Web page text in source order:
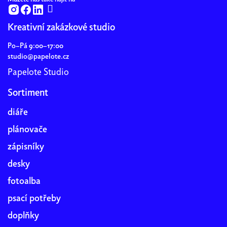
Kreativní zakázkové studio
Po–Pá 9:00–17:00
studio@papelote.cz
Papelote Studio
Sortiment
diáře
plánovače
zápisníky
desky
fotoalba
psací potřeby
doplňky